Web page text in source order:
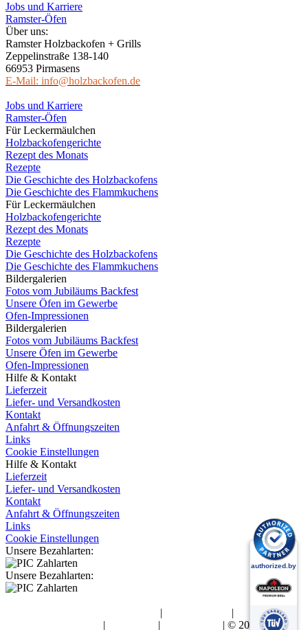
Jobs und Karriere
Ramster-Öfen
Über uns:
Ramster Holzbackofen + Grills
Zeppelinstraße 138-140
66953 Pirmasens
E-Mail: info@holzbackofen.de
Jobs und Karriere
Ramster-Öfen
Für Leckermäulchen
Holzbackofengerichte
Rezept des Monats
Rezepte
Die Geschichte des Holzbackofens
Die Geschichte des Flammkuchens
Für Leckermäulchen
Holzbackofengerichte
Rezept des Monats
Rezepte
Die Geschichte des Holzbackofens
Die Geschichte des Flammkuchens
Bildergalerien
Fotos vom Jubiläums Backfest
Unsere Öfen im Gewerbe
Ofen-Impressionen
Bildergalerien
Fotos vom Jubiläums Backfest
Unsere Öfen im Gewerbe
Ofen-Impressionen
Hilfe & Kontakt
Lieferzeit
Liefer- und Versandkosten
Kontakt
Anfahrt & Öffnungszeiten
Links
Cookie Einstellungen
Hilfe & Kontakt
Lieferzeit
Liefer- und Versandkosten
Kontakt
Anfahrt & Öffnungszeiten
Links
Cookie Einstellungen
Unsere Bezahlarten:
Unsere Bezahlarten:
|
|
| | | © 2026 BK